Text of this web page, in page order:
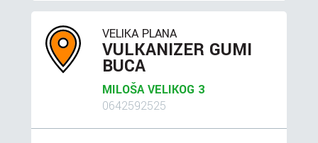
VELIKA PLANA
VULKANIZER GUMI
BUCA
MILOŠA VELIKOG 3
0642592525